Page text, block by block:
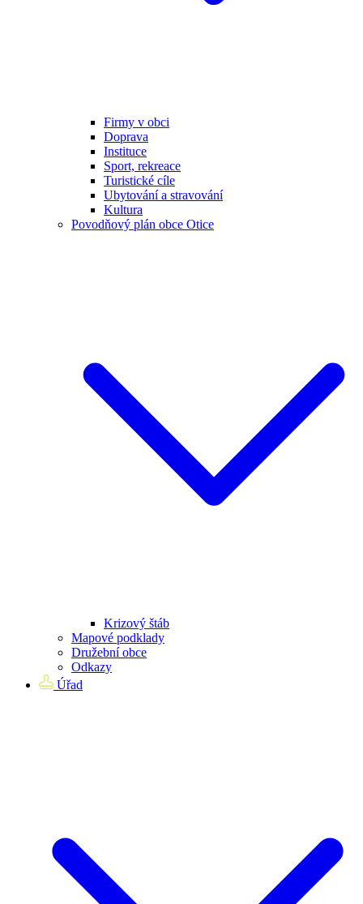
Firmy v obci
Doprava
Instituce
Sport, rekreace
Turistické cíle
Ubytování a stravování
Kultura
Povodňový plán obce Otice
Krizový štáb
Mapové podklady
Družební obce
Odkazy
Úřad